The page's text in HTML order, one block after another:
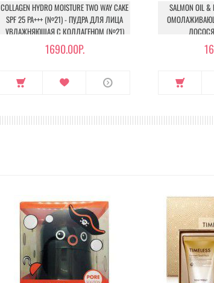
COLLAGEN HYDRO MOISTURE TWO WAY CAKE
SPF 25 PA+++ (№21) - ПУДРА ДЛЯ ЛИЦА
УВЛАЖНЯЮЩАЯ С КОЛЛАГЕНОМ (№21)
1690.00Р.
SALMON OIL &